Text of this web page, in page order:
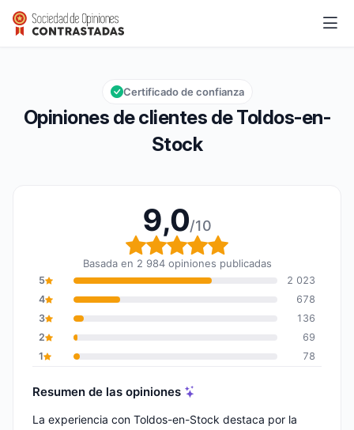
Toldos-en-Stock
Calificación global: 9,0 de 10
9,0/10
Opiniones de clientes de Toldos-en-
Stock
Certificado de confianza
9,0/10
Calificación global: 9,0
Basada en 2 984 opiniones publicadas
5
2 023
4
678
3
136
2
69
1
78
Resumen de las opiniones
La experiencia con Toldos-en-Stock destaca por la